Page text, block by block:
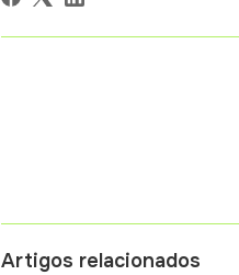
Artigos relacionados